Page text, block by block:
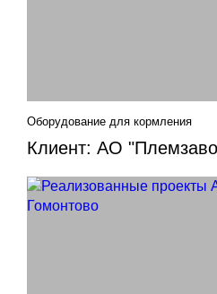
Клиент: АО
Оборудование для кормления